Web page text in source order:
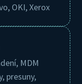
OKI, Xerox
MDM
presuny,